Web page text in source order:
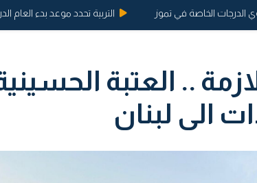
التربية تحدد موعد بدء العام الدراسي 2026-
.. العتبة
الى لبنان